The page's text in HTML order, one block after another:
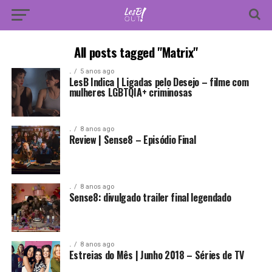
All posts tagged "Matrix"
. 5 anos ago
LesB Indica | Ligadas pelo Desejo – filme com
mulheres LGBTQIA+ criminosas
. 8 anos ago
Review | Sense8 – Episódio Final
. 8 anos ago
Sense8: divulgado trailer final legendado
. 8 anos ago
Estreias do Mês | Junho 2018 – Séries de TV